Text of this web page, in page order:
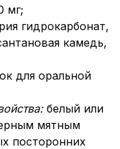
мг;
гидрокарбонат,
камедь,
для оральной
белый или
мятным
посторонних